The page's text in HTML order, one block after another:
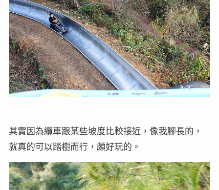
其實因為纜車跟某些坡度比較接近，像我腳長的，
就真的可以踏樹而行，頗好玩的。